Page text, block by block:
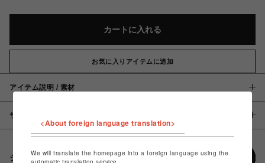
カートに入れる
お気に入りアイテムに追加
アイテム説明 / 素材
サイズ
シェアする
<About foreign language translation>
We will translate the homepage into a foreign language using the